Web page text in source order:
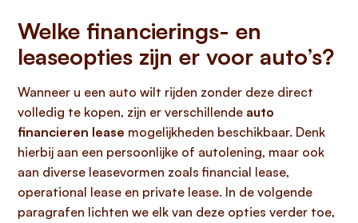
Welke financierings- en
leaseopties zijn er voor auto’s?
Wanneer u een auto wilt rijden zonder deze direct
volledig te kopen, zijn er verschillende auto
financieren lease mogelijkheden beschikbaar. Denk
hierbij aan een persoonlijke of autolening, maar ook
aan diverse leasevormen zoals financial lease,
operational lease en private lease. In de volgende
paragrafen lichten we elk van deze opties verder toe,